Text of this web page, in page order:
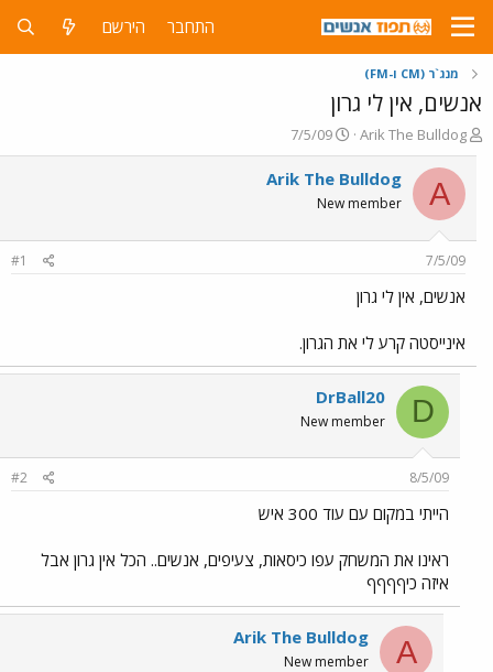
התחבר הירשם
מנג`ר (CM ו-FM)
אנשים, אין לי גרון
פ
ו
ת
ח
ה
ו
ש
א
Arik The Bulldog
פ
ו
ר
ם
7/5/09
A
Arik The Bulldog
New member
7/5/09
#1
אנשים, אין לי גרון
אינייסטה קרע לי את הגרון.
D
DrBall20
New member
8/5/09
#2
הייתי במקום עם עוד 300 איש
ראינו את המשחק עפו כיסאות, צעיפים, אנשים.. הכל אין גרון אבל
איזה כיףףףף
A
Arik The Bulldog
New member